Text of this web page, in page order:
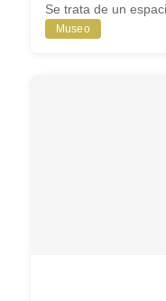
Se trata de un
Museo